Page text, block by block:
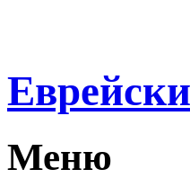
Меню